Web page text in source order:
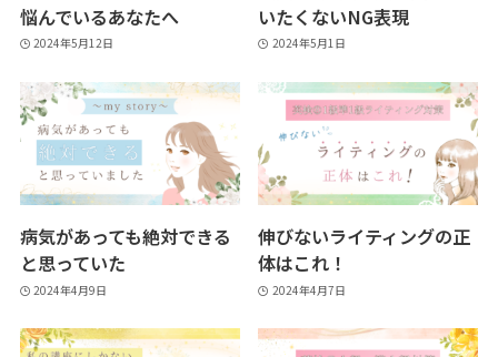
悩んでいるあなたへ
2024年5月12日
いたくないNG表現
2024年5月1日
病気があっても絶対できる
と思っていた
2024年4月9日
伸びないライティングの正
体はこれ！
2024年4月7日